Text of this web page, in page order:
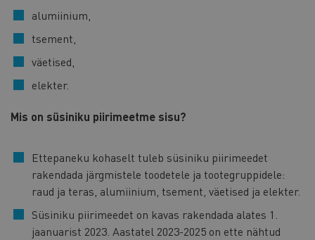
alumiinium,
tsement,
väetised,
elekter.
Mis on süsiniku piirimeetme sisu?
Ettepaneku kohaselt tuleb süsiniku piirimeedet
rakendada järgmistele toodetele ja tootegruppidele:
raud ja teras, alumiinium, tsement, väetised ja elekter.
Süsiniku piirimeedet on kavas rakendada alates 1.
jaanuarist 2023. Aastatel 2023-2025 on ette nähtud